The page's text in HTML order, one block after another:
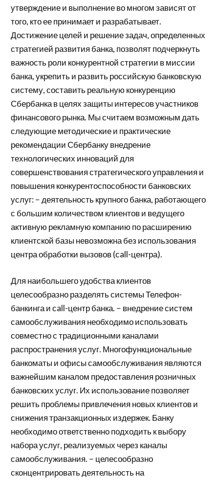
утверждение и выполнение во многом зависят от
того, кто ее принимает и разрабатывает.
Достижение целей и решение задач, определенных
стратегией развития банка, позволят подчеркнуть
важность роли конкурентной стратегии в миссии
банка, укрепить и развить российскую банковскую
систему, составить реальную конкуренцию
Сбербанка в целях защиты интересов участников
финансового рынка. Мы считаем возможным дать
следующие методические и практические
рекомендации Сбербанку внедрение
технологических инноваций для
совершенствования стратегического управления и
повышения конкурентоспособности банковских
услуг: − деятельность крупного банка, работающего
с большим количеством клиентов и ведущего
активную рекламную компанию по расширению
клиентской базы невозможна без использования
центра обработки вызовов (сall-центра).
Для наибольшего удобства клиентов
целесообразно разделять системы Телефон-
банкинга и сall-центр банка. − внедрение систем
самообслуживания необходимо использовать
совместно с традиционными каналами
распространения услуг. Многофункциональные
банкоматы и офисы самообслуживания являются
важнейшим каналом предоставления розничных
банковских услуг. Их использование позволяет
решить проблемы привлечения новых клиентов и
снижения транзакционных издержек. Банку
необходимо ответственно подходить к выбору
набора услуг, реализуемых через каналы
самообслуживания. − целесообразно
сконцентрировать деятельность на